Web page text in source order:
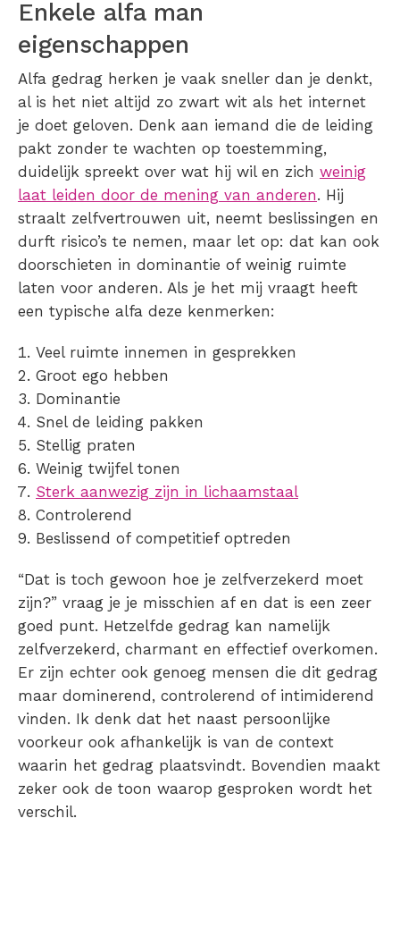
Enkele alfa man
eigenschappen
Alfa gedrag herken je vaak sneller dan je denkt,
al is het niet altijd zo zwart wit als het internet
je doet geloven. Denk aan iemand die de leiding
pakt zonder te wachten op toestemming,
duidelijk spreekt over wat hij wil en zich weinig
laat leiden door de mening van anderen. Hij
straalt zelfvertrouwen uit, neemt beslissingen en
durft risico’s te nemen, maar let op: dat kan ook
doorschieten in dominantie of weinig ruimte
laten voor anderen. Als je het mij vraagt heeft
een typische alfa deze kenmerken:
Veel ruimte innemen in gesprekken
Groot ego hebben
Dominantie
Snel de leiding pakken
Stellig praten
Weinig twijfel tonen
Sterk aanwezig zijn in lichaamstaal
Controlerend
Beslissend of competitief optreden
“Dat is toch gewoon hoe je zelfverzekerd moet
zijn?” vraag je je misschien af en dat is een zeer
goed punt. Hetzelfde gedrag kan namelijk
zelfverzekerd, charmant en effectief overkomen.
Er zijn echter ook genoeg mensen die dit gedrag
maar dominerend, controlerend of intimiderend
vinden. Ik denk dat het naast persoonlijke
voorkeur ook afhankelijk is van de context
waarin het gedrag plaatsvindt. Bovendien maakt
zeker ook de toon waarop gesproken wordt het
verschil.